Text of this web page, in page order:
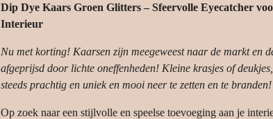
Dip Dye Kaars Groen Glitters – Sfeervolle Eyecatcher
Interieur
Nu met korting! Kaarsen zijn meegeweest naar de markt en
afgeprijsd door lichte oneffenheden! Kleine krasjes of
steeds prachtig en uniek en mooi neer te zetten en te branden!
Op zoek naar een stijlvolle en speelse toevoeging aan je